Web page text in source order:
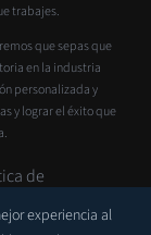
trabajes.
que sepas que
en la industria
personalizada y
y lograr el éxito que
de
experiencia al